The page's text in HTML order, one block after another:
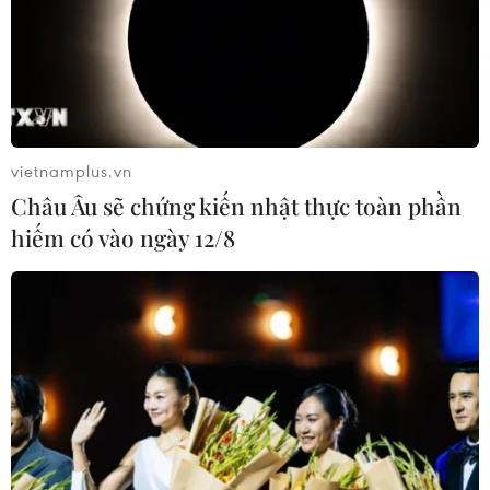
10/08/2026 04:22
Hàn Quốc lại xảy ra sự cố rò rỉ thông
tin cá nhân lớn
Pháp bắt giữ 4 nghi phạm trộm đồng
hồ đắt tiền của du khách tại Saint-
10/08/2026 01:09
Đan Mạch: Xả súng tại Holbaek,
nhiều người bị thương
10/08/2026 01:04
vietnamplus.vn
Châu Âu sẽ chứng kiến nhật thực toàn phần
hiếm có vào ngày 12/8